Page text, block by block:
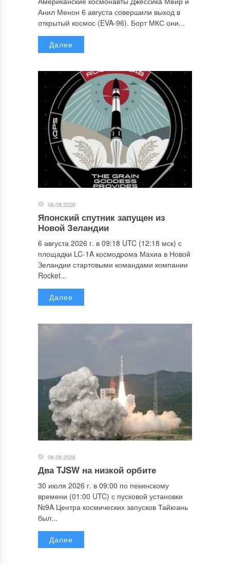
Анил Менон 6 августа совершили выход в
открытый космос (EVA-96). Борт МКС они...
Далее
06.08.2026
Японский спутник запущен из
Новой Зеландии
6 августа 2026 г. в 09:18 UTC (12:18 мск) с
площадки LC-1A космодрома Махиа в Новой
Зеландии стартовыми командами компании
Rocket...
Далее
06.08.2026
Два TJSW на низкой орбите
30 июля 2026 г. в 09:00 по пекинскому
времени (01:00 UTC) с пусковой установки
№9A Центра космических запусков Тайюань
был...
Далее